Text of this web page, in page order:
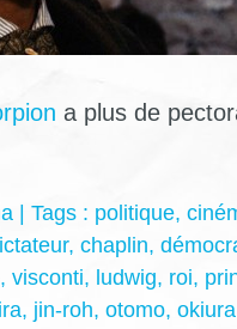
a plus de
| Tags : politique,
, chaplin,
, visconti, ludwig, roi,
, jin-roh, otomo, okiura